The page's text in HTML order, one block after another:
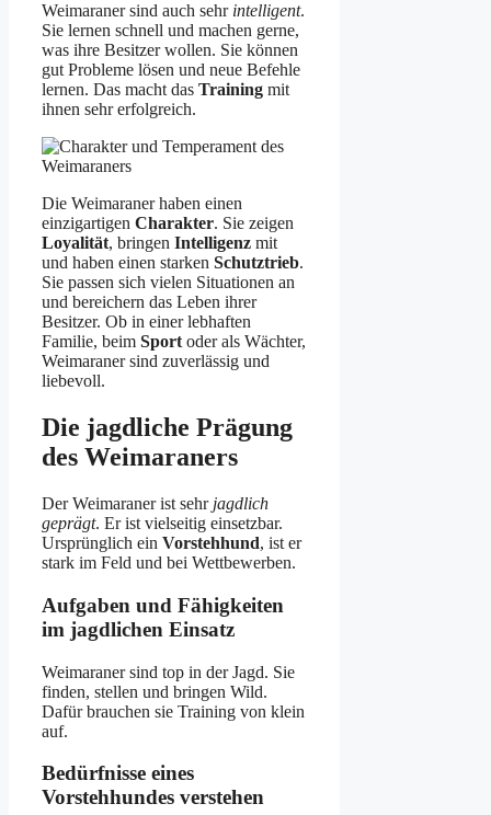
Weimaraner sind auch sehr intelligent.
Sie lernen schnell und machen gerne,
was ihre Besitzer wollen. Sie können
gut Probleme lösen und neue Befehle
lernen. Das macht das Training mit
ihnen sehr erfolgreich.
Die Weimaraner haben einen
einzigartigen Charakter. Sie zeigen
Loyalität, bringen Intelligenz mit
und haben einen starken Schutztrieb.
Sie passen sich vielen Situationen an
und bereichern das Leben ihrer
Besitzer. Ob in einer lebhaften
Familie, beim Sport oder als Wächter,
Weimaraner sind zuverlässig und
liebevoll.
Die jagdliche Prägung
des Weimaraners
Der Weimaraner ist sehr jagdlich
geprägt. Er ist vielseitig einsetzbar.
Ursprünglich ein Vorstehhund, ist er
stark im Feld und bei Wettbewerben.
Aufgaben und Fähigkeiten
im jagdlichen Einsatz
Weimaraner sind top in der Jagd. Sie
finden, stellen und bringen Wild.
Dafür brauchen sie Training von klein
auf.
Bedürfnisse eines
Vorstehhundes verstehen